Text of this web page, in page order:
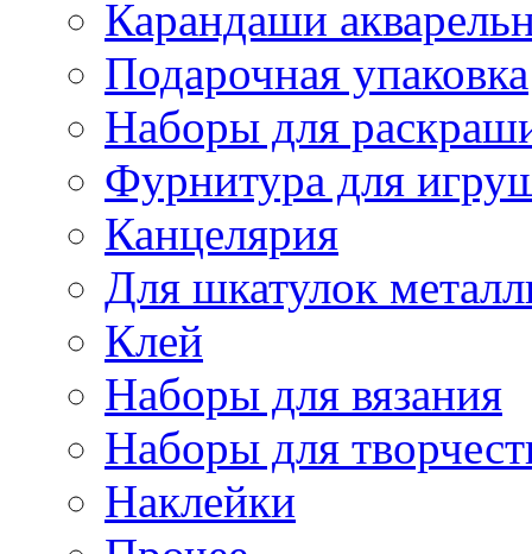
Карандаши
Подарочная упаковка
Наборы для
Фурнитура для
Канцелярия
Для шкатулок
Клей
Наборы для вязания
Наборы для
Наклейки